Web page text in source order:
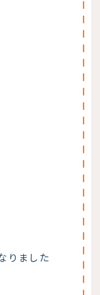
りました